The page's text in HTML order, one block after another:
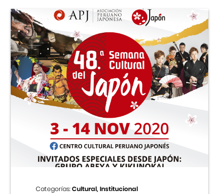
Categorías:Cultural, Institucional